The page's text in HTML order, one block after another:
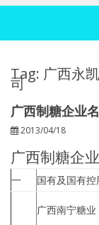
Tag: 广西永
司
广西制糖企业
2013/04/18
广西制糖企
一 国有及国有控
广西南宁糖业